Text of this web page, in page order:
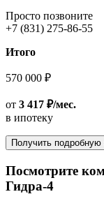
Просто позвоните
+7 (831) 275-86-55
Итого
570 000 ₽
от 3 417 ₽/мес.
в ипотеку
Получить подробную
Посмотрите
Гидра-4